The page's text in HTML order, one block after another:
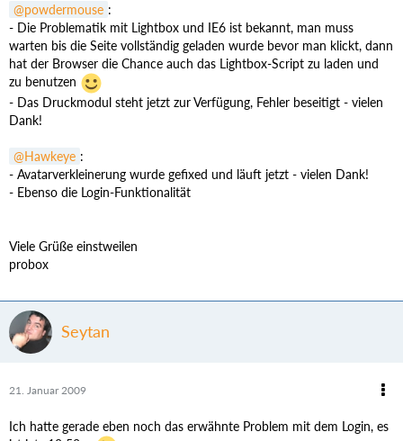
powdermouse :
- Die Problematik mit Lightbox und IE6 ist bekannt, man muss
warten bis die Seite vollständig geladen wurde bevor man klickt, dann
hat der Browser die Chance auch das Lightbox-Script zu laden und
zu benutzen
- Das Druckmodul steht jetzt zur Verfügung, Fehler beseitigt - vielen
Dank!
Hawkeye :
- Avatarverkleinerung wurde gefixed und läuft jetzt - vielen Dank!
- Ebenso die Login-Funktionalität
Viele Grüße einstweilen
probox
Seytan
21. Januar 2009
Ich hatte gerade eben noch das erwähnte Problem mit dem Login, es